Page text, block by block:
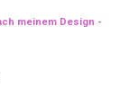
meinem Design -